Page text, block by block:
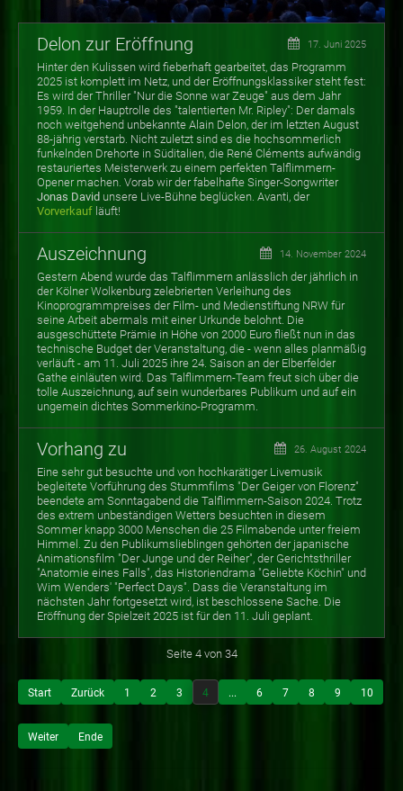
Delon zur Eröffnung 17. Juni 2025
Hinter den Kulissen wird fieberhaft gearbeitet, das Programm
2025 ist komplett im Netz, und der Eröffnungsklassiker steht fest:
Es wird der Thriller "Nur die Sonne war Zeuge" aus dem Jahr
1959. In der Hauptrolle des "talentierten Mr. Ripley": Der damals
noch weitgehend unbekannte Alain Delon, der im letzten August
88-jährig verstarb. Nicht zuletzt sind es die hochsommerlich
funkelnden Drehorte in Süditalien, die René Cléments aufwändig
restauriertes Meisterwerk zu einem perfekten Talflimmern-
Opener machen. Vorab wir der fabelhafte Singer-Songwriter
Jonas David unsere Live-Bühne beglücken. Avanti, der
Vorverkauf läuft!
Auszeichnung 14. November 2024
Gestern Abend wurde das Talflimmern anlässlich der jährlich in
der Kölner Wolkenburg zelebrierten Verleihung des
Kinoprogrammpreises der Film- und Medienstiftung NRW für
seine Arbeit abermals mit einer Urkunde belohnt. Die
ausgeschüttete Prämie in Höhe von 2000 Euro fließt nun in das
technische Budget der Veranstaltung, die - wenn alles planmäßig
verläuft - am 11. Juli 2025 ihre 24. Saison an der Elberfelder
Gathe einläuten wird. Das Talflimmern-Team freut sich über die
tolle Auszeichnung, auf sein wunderbares Publikum und auf ein
ungemein dichtes Sommerkino-Programm.
Vorhang zu 26. August 2024
Eine sehr gut besuchte und von hochkarätiger Livemusik
begleitete Vorführung des Stummfilms "Der Geiger von Florenz"
beendete am Sonntagabend die Talflimmern-Saison 2024. Trotz
des extrem unbeständigen Wetters besuchten in diesem
Sommer knapp 3000 Menschen die 25 Filmabende unter freiem
Himmel. Zu den Publikumslieblingen gehörten der japanische
Animationsfilm "Der Junge und der Reiher", der Gerichtsthriller
"Anatomie eines Falls", das Historiendrama "Geliebte Köchin" und
Wim Wenders' "Perfect Days". Dass die Veranstaltung im
nächsten Jahr fortgesetzt wird, ist beschlossene Sache. Die
Eröffnung der Spielzeit 2025 ist für den 11. Juli geplant.
Seite 4 von 34
Start Zurück 1 2 3 4 ... 6 7 8 9 10
Weiter Ende